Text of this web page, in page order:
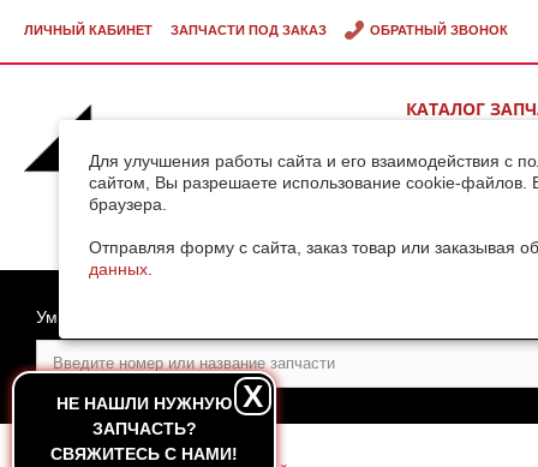
Для улучшения работы сайта и его взаимодействия с
сайтом, Вы разрешаете использование cookie-файлов.
браузера.
Отправляя форму с сайта, заказ товар или заказывая
данных
ЛИЧНЫЙ КАБИНЕТ ЗАПЧАСТИ ПОД ЗАКАЗ ОБРАТНЫЙ ЗВОНОК
КАТАЛОГ
НЕ НАШЛИ НУЖНУЮ
ЗАПЧАСТЬ?
CВЯЖИТЕСЬ С НАМИ!
X
Умный поиск